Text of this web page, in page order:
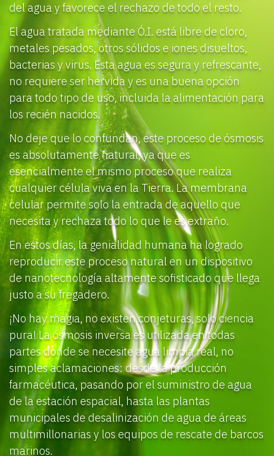
del agua y favorece el rechazo de todo el resto.
El agua tratada mediante Ó.I. está libre de cloro,
metales pesados, otros sólidos e iones disueltos,
bacterias y virus. Esta agua es segura y refrescante,
no requiere ser hervida y es una buena opción
para todo tipo de uso, incluida la alimentación para
los recién nacidos.
No deje que lo confundan, este proceso de ósmosis
es absolutamente natural, ya que es
esencialmente el mismo proceso que realiza
cualquier célula viva en la Tierra. La membrana
celular permite solo la entrada de aquello que
necesita y rechaza todo lo que le es extraño.
En estos días, la genialidad humana ha logrado
reproducir este proceso natural en un dispositivo
de nanotecnología altamente sofisticado que llega
justo a su fregadero.
¡No hay magia, no existen conjeturas, solo ciencia
pura! La ósmosis inversa es utilizada en todas
partes donde se necesite agua limpia real, no
simples aclamaciones: desde la producción
farmacéutica, pasando por el suministro de agua
de la estación espacial, hasta las plantas
municipales de desalinización de agua de áreas
multimillonarias y los equipos de rescate de barcos
marinos.